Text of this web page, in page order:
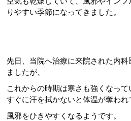
りやすい季節になってきました。
先日、当院へ治療に来院された内
ましたが、
これからの時期は寒さも強くなっ
すぐに汗を拭かないと体温が奪われ
風邪をひきやすくなるようです。